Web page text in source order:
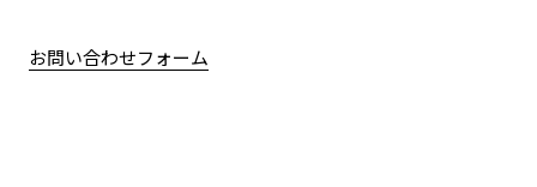
お問い合わせフォーム